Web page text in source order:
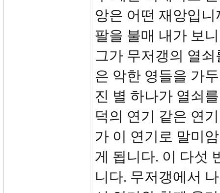
앙은 어떤 재앙입
팔을 불매 내가 보
그가 무저갱의 열
은 악한 영들을 가
진 별 하나가 열쇠
덕의 연기 같은 연
가 이 연기로 말미
게 됩니다. 이 다섯
니다. 무저갱에서